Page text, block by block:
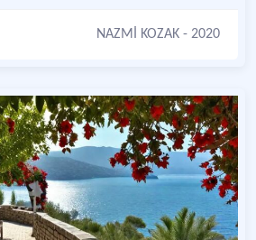
NAZMİ KOZAK - 2020